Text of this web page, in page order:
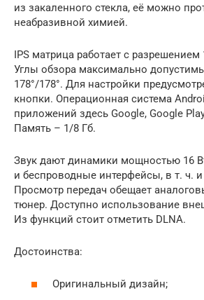
из закаленного стекла, её можно
неабразивной химией.
IPS матрица работает с разрешением
Углы обзора максимально
178°/178°. Для настройки
кнопки. Операционная система
приложений здесь Google, Google
Память – 1/8 Гб.
Звук дают динамики мощностью 16
и беспроводные интерфейсы, в т. ч. и
Просмотр передач обещает
тюнер. Доступно использование
Из функций стоит отметить DLNA.
Достоинства:
Оригинальный дизайн;